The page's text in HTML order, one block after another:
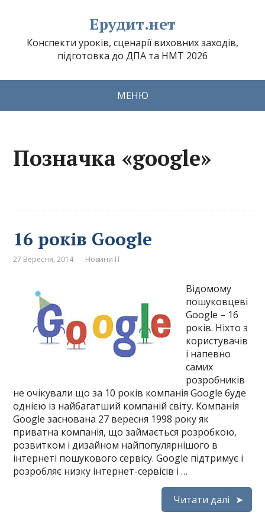
Ерудит.нет
Конспекти уроків, сценарії виховних заходів,
підготовка до ДПА та НМТ 2026
МЕНЮ
Позначка «google»
16 років Google
27 Вересня, 2014 Новини ІТ
Відомому
пошуковцеві
Google – 16
років. Ніхто з
користувачів
і напевно
самих
розробників
не очікували що за 10 років компанія Google буде
однією із найбагатший компаній світу. Компанія
Google заснована 27 вересня 1998 року як
приватна компанія, що займається розробкою,
розвитком і дизайном найпопулярнішого в
інтернеті пошукового сервісу. Google підтримує і
розробляє низку інтернет-сервісів і …
Читати далі